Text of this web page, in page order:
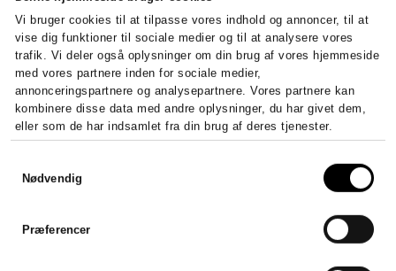
Vi bruger cookies til at tilpasse vores indhold og annoncer, til at
vise dig funktioner til sociale medier og til at analysere vores
trafik. Vi deler også oplysninger om din brug af vores hjemmeside
med vores partnere inden for sociale medier,
annonceringspartnere og analysepartnere. Vores partnere kan
kombinere disse data med andre oplysninger, du har givet dem,
eller som de har indsamlet fra din brug af deres tjenester.
Nødvendig
Præferencer